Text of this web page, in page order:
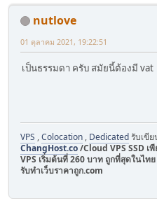
nutlove
01 ตุลาคม 2021, 19:22:51
เป็นธรรมดา ครับ สมัยนี้ต้องมี vat
VPS ,Colocation , Dedicated รับเขี
ChangHost.co/Cloud VPS SSD เ
VPS เริ่มต้นที่ 260 บาท ถูกที่สุดในไท
รับทำเว็บราคาถูก.com